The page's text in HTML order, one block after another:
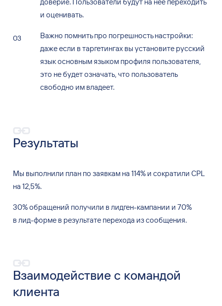
и оценивать.
Важно помнить про погрешность настройки:
даже если в таргетингах вы установите русский
язык основным языком профиля пользователя,
это небудет означать, что пользователь
свободно им владеет.
Результаты
Мы выполнили план по заявкам на 114% и сократили CPL
на 12,5%.
30% обращений получили в лидген-кампании и 70%
в лид-форме в результате перехода изсообщения.
Взаимодействие с командой
клиента